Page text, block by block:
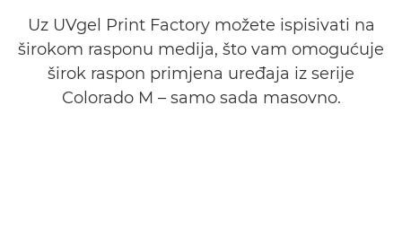
Uz UVgel Print Factory možete ispisivati na
širokom rasponu medija, što vam omogućuje
širok raspon primjena uređaja iz serije
Colorado M – samo sada masovno.